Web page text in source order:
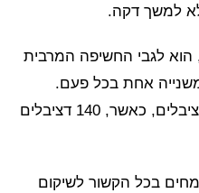
למשך דקה.
הוא לגבי החשיפה המרבית
אחת בכל פעם.
כאן, הטווח נע בין 120 ל- 140 דציבלים, כאשר, 140 דציבלים
בכל הקשור לשיקום